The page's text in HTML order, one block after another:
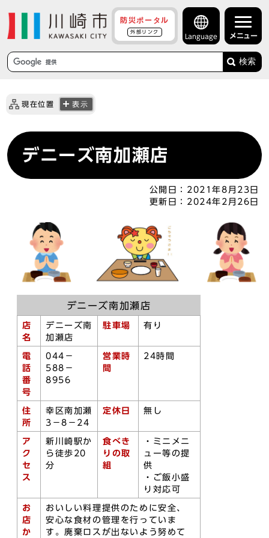
防災ポータル
外部リンク
Language メニュー
検索
現在位置 表示
デニーズ南加瀬店
公開日： 2021年8月23日
更新日： 2024年2月26日
デニーズ南加瀬店
店
名
デニーズ南
加瀬店
駐車場 有り
電
話
番
号
044－
588－
8956
営業時
間
24時間
住
所
幸区南加瀬
3－8－24
定休日 無し
ア
ク
セ
ス
新川崎駅か
ら徒歩20
分
食べき
りの取
組
・ミニメニ
ュー等の提
供
・ご飯小盛
り対応可
お
店
か
おいしい料理提供のために安全、
安心な食材の管理を行っていま
す。廃棄ロスが出ないよう努めて